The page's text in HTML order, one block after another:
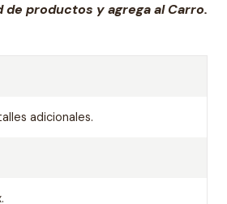
productos y agrega al Carro.
adicionales.